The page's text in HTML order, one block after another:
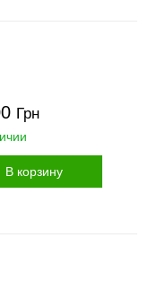
Грн
В корзину